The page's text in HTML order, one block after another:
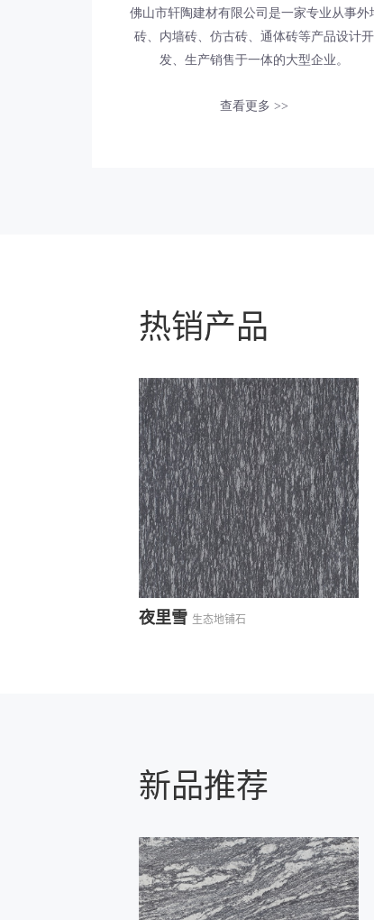
佛山市轩陶建材有限公司是一家专业从事外
砖、内墙砖、仿古砖、通体砖等产品设计开
发、生产销售于一体的大型企业。
查看更多 >>